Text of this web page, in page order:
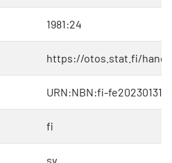
1981:24
https://otos.stat.fi/
URN:NBN:fi-
fi
sv